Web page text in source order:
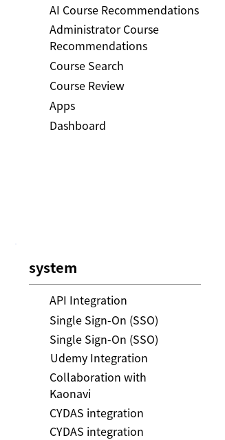
AI Course Recommendations
Administrator Course
Recommendations
Course Search
Course Review
Apps
Dashboard
system
API Integration
Single Sign-On (SSO)
Single Sign-On (SSO)
Udemy Integration
Collaboration with
Kaonavi
CYDAS integration
CYDAS integration